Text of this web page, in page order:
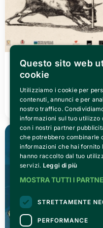
WEDNESDAY 08 JULY 2026
Goya. Black White
READ ALL
Questo sito web
cookie
Utilizziamo i cookie per
contenuti, annunci e per
nostro traffico.
informazioni sul tuo utilizzo
con i nostri partner
che potrebbero combinarle
informazioni che hai fornito
hanno raccolto dal tuo
servizi. Leggi di più
MOSTRA TUTTI I
STRETTAMENTE
PERFORMANCE